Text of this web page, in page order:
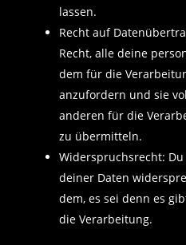
lassen.
Recht auf
Recht, alle deine
dem für die
anzufordern und sie
anderen für die
zu übermitteln.
Widerspruchsrecht:
deiner Daten
dem, es sei denn es
die Verarbeitung.